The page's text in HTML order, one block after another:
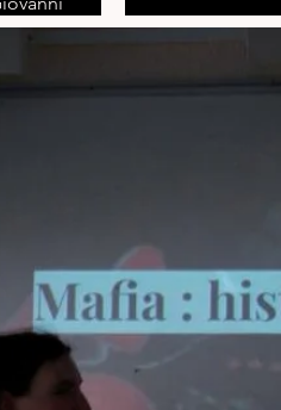
story
Creation of
Marie de
of the